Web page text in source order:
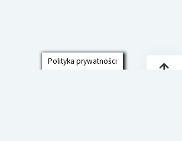
Polityka prywatności